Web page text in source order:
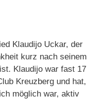
Klaudijo Uckar, der
kurz nach seinem
Klaudijo war fast 17
Kreuzberg und hat,
möglich war, aktiv